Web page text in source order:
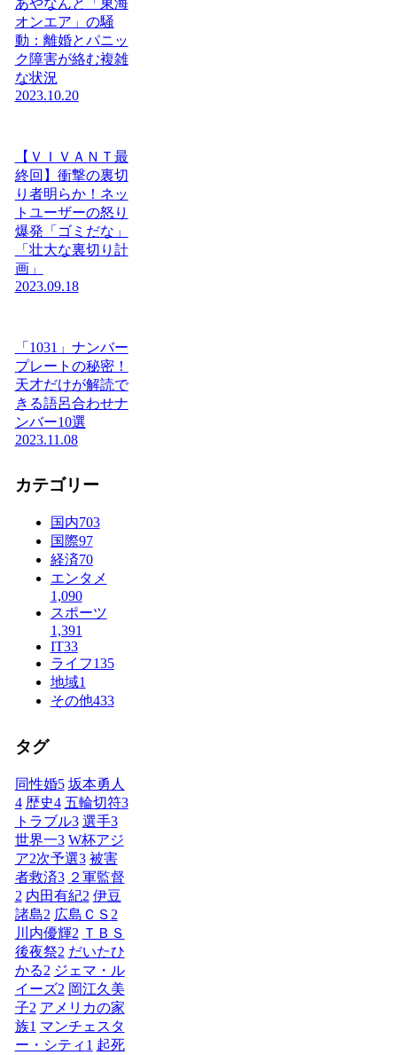
あやなんと「東海
オンエア」の騒
動：離婚とパニッ
ク障害が絡む複雑
な状況
2023.10.20
【ＶＩＶＡＮＴ最
終回】衝撃の裏切
り者明らか！ネッ
トユーザーの怒り
爆発「ゴミだな」
「壮大な裏切り計
画」
2023.09.18
「1031」ナンバー
プレートの秘密！
天才だけが解読で
きる語呂合わせナ
ンバー10選
2023.11.08
カテゴリー
国内703
国際97
経済70
エンタメ
1,090
スポーツ
1,391
IT33
ライフ135
地域1
その他433
タグ
同性婚5 坂本勇人
4 歴史4 五輪切符3
トラブル3 選手3
世界一3 W杯アジ
ア2次予選3 被害
者救済3 ２軍監督
2 内田有紀2 伊豆
諸島2 広島ＣＳ 2
川内優輝2 ＴＢＳ
後夜祭2 だいたひ
かる2 ジェマ・ル
イーズ2 岡江久美
子2 アメリカの家
族1 マンチェスタ
ー・シティ 1 起死